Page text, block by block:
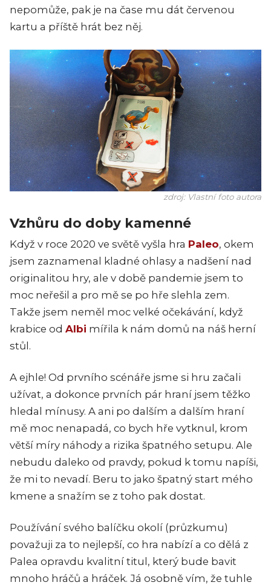
nepomůže, pak je na čase mu dát červenou
kartu a příště hrát bez něj.
zdroj: Vlastní foto autora
Vzhůru do doby kamenné
Když v roce 2020 ve světě vyšla hra Paleo, okem
jsem zaznamenal kladné ohlasy a nadšení nad
originalitou hry, ale v době pandemie jsem to
moc neřešil a pro mě se po hře slehla zem.
Takže jsem neměl moc velké očekávání, když
krabice od Albi mířila k nám domů na náš herní
stůl.
A ejhle! Od prvního scénáře jsme si hru začali
užívat, a dokonce prvních pár hraní jsem těžko
hledal mínusy. A ani po dalším a dalším hraní
mě moc nenapadá, co bych hře vytknul, krom
větší míry náhody a rizika špatného setupu. Ale
nebudu daleko od pravdy, pokud k tomu napíši,
že mi to nevadí. Beru to jako špatný start mého
kmene a snažím se z toho pak dostat.
Používání svého balíčku okolí (průzkumu)
považuji za to nejlepší, co hra nabízí a co dělá z
Palea opravdu kvalitní titul, který bude bavit
mnoho hráčů a hráček. Já osobně vím, že tuhle